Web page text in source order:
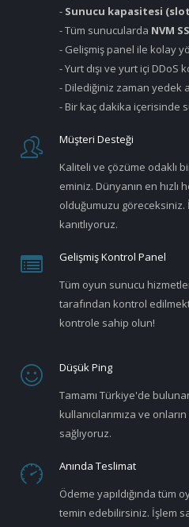
- Sunucu kapasitesi
- Tüm sunucularda NVM
- Gelişmiş panel ile kolay
- Yurt dışı ve yurt içi DDoS
- Dilediğiniz zaman yedek
- Bir kaç dakika içerisinde
Müşteri Desteği
Kaliteli ve çözüme odaklı
eminiz. Dünyanın en hızlı
olduğumuzu göreceksiniz.
kanıtlıyoruz.
Gelişmiş Kontrol Panel
Tüm oyun sunucu
tarafından kontrol
kontrole sahip olun!
Düşük Ping
Tamamı Türkiye'de
kullanıcılarımıza ve
sağlıyoruz.
Anında Teslimat
Ödeme yapıldığında tüm
temin edebilirsiniz. İşlem